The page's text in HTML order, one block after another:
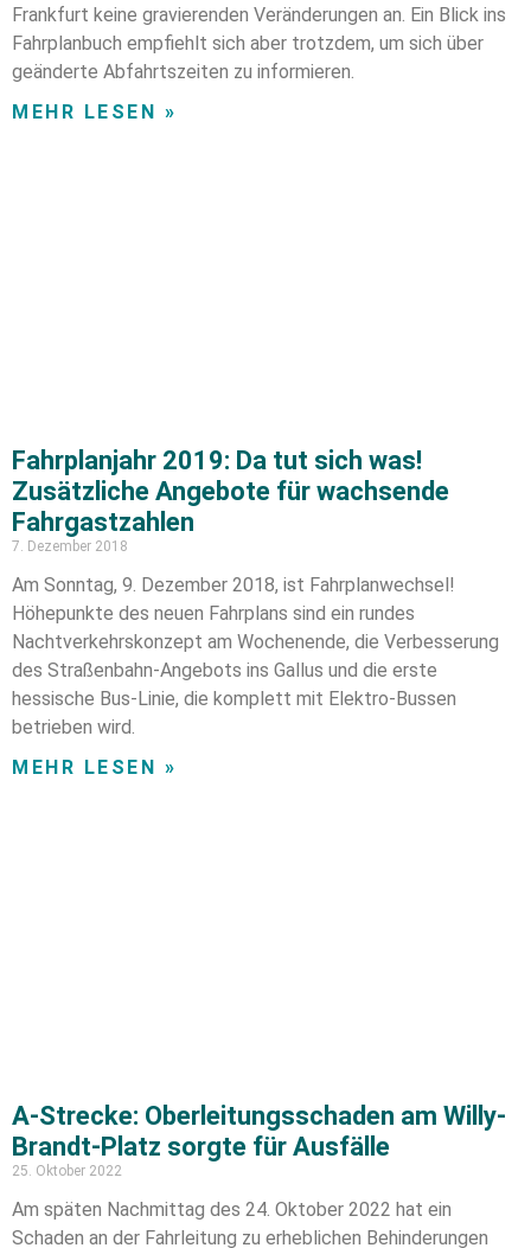
Frankfurt keine gravierenden Veränderungen an. Ein Blick ins
Fahrplanbuch empfiehlt sich aber trotzdem, um sich über
geänderte Abfahrtszeiten zu informieren.
MEHR LESEN »
Fahrplanjahr 2019: Da tut sich was!
Zusätzliche Angebote für wachsende
Fahrgastzahlen
7. Dezember 2018
Am Sonntag, 9. Dezember 2018, ist Fahrplanwechsel!
Höhepunkte des neuen Fahrplans sind ein rundes
Nachtverkehrskonzept am Wochenende, die Verbesserung
des Straßenbahn-Angebots ins Gallus und die erste
hessische Bus-Linie, die komplett mit Elektro-Bussen
betrieben wird.
MEHR LESEN »
A-Strecke: Oberleitungsschaden am Willy-
Brandt-Platz sorgte für Ausfälle
25. Oktober 2022
Am späten Nachmittag des 24. Oktober 2022 hat ein
Schaden an der Fahrleitung zu erheblichen Behinderungen